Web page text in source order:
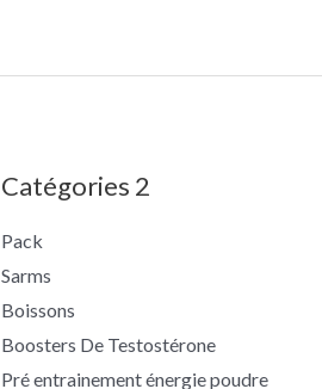
Catégories 2
Pack
Sarms
Boissons
Boosters De Testostérone
Pré entrainement énergie poudre